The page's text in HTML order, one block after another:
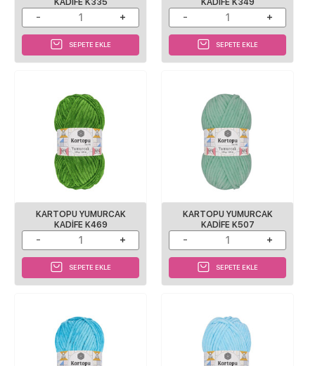
KADIFE K335
SEPETE EKLE
KADIFE K349
SEPETE EKLE
KARTOPU YUMURCAK
KADIFE K469
SEPETE EKLE
KARTOPU YUMURCAK
KADIFE K507
SEPETE EKLE